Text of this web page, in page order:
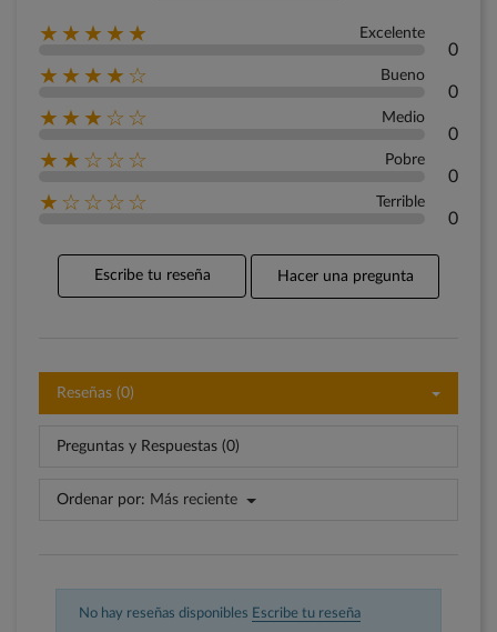
★★★★★ Excelente
0
★★★★☆ Bueno
0
★★★☆☆ Medio
0
★★☆☆☆ Pobre
0
★☆☆☆☆ Terrible
0
Escribe tu reseña Hacer una pregunta
Reseñas (0)
Preguntas y Respuestas (0)
Ordenar por: Más reciente
No hay reseñas disponibles Escribe tu reseña